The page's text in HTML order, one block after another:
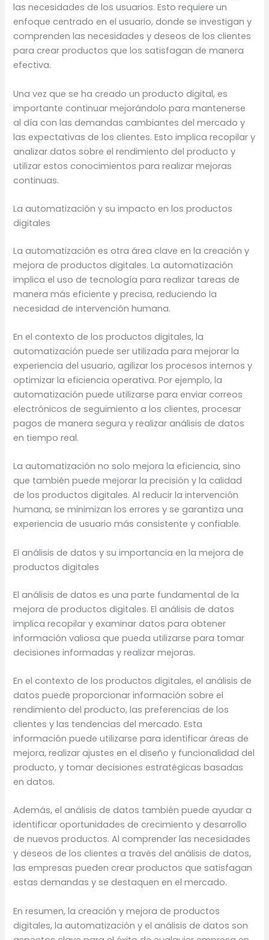
las necesidades de los usuarios. Esto requiere un
enfoque centrado en el usuario, donde se investigan y
comprenden las necesidades y deseos de los clientes
para crear productos que los satisfagan de manera
efectiva.
Una vez que se ha creado un producto digital, es
importante continuar mejorándolo para mantenerse
al día con las demandas cambiantes del mercado y
las expectativas de los clientes. Esto implica recopilar y
analizar datos sobre el rendimiento del producto y
utilizar estos conocimientos para realizar mejoras
continuas.
La automatización y su impacto en los productos
digitales
La automatización es otra área clave en la creación y
mejora de productos digitales. La automatización
implica el uso de tecnología para realizar tareas de
manera más eficiente y precisa, reduciendo la
necesidad de intervención humana.
En el contexto de los productos digitales, la
automatización puede ser utilizada para mejorar la
experiencia del usuario, agilizar los procesos internos y
optimizar la eficiencia operativa. Por ejemplo, la
automatización puede utilizarse para enviar correos
electrónicos de seguimiento a los clientes, procesar
pagos de manera segura y realizar análisis de datos
en tiempo real.
La automatización no solo mejora la eficiencia, sino
que también puede mejorar la precisión y la calidad
de los productos digitales. Al reducir la intervención
humana, se minimizan los errores y se garantiza una
experiencia de usuario más consistente y confiable.
El análisis de datos y su importancia en la mejora de
productos digitales
El análisis de datos es una parte fundamental de la
mejora de productos digitales. El análisis de datos
implica recopilar y examinar datos para obtener
información valiosa que pueda utilizarse para tomar
decisiones informadas y realizar mejoras.
En el contexto de los productos digitales, el análisis de
datos puede proporcionar información sobre el
rendimiento del producto, las preferencias de los
clientes y las tendencias del mercado. Esta
información puede utilizarse para identificar áreas de
mejora, realizar ajustes en el diseño y funcionalidad del
producto, y tomar decisiones estratégicas basadas
en datos.
Además, el análisis de datos también puede ayudar a
identificar oportunidades de crecimiento y desarrollo
de nuevos productos. Al comprender las necesidades
y deseos de los clientes a través del análisis de datos,
las empresas pueden crear productos que satisfagan
estas demandas y se destaquen en el mercado.
En resumen, la creación y mejora de productos
digitales, la automatización y el análisis de datos son